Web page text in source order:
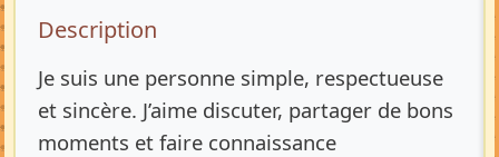
Description de l’annonce
Description
Je suis une personne simple, respectueuse
et sincère. J’aime discuter, partager de bons
moments et faire connaissance